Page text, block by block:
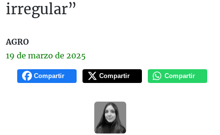
irregular”
AGRO
19 de marzo de 2025
Compartir Compartir Compartir